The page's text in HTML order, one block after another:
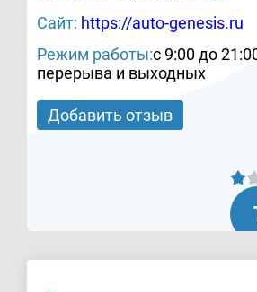
Сайт: https://auto-genesis.ru
Режим работы:с 9:00 до
перерыва и выходных
Добавить отзыв